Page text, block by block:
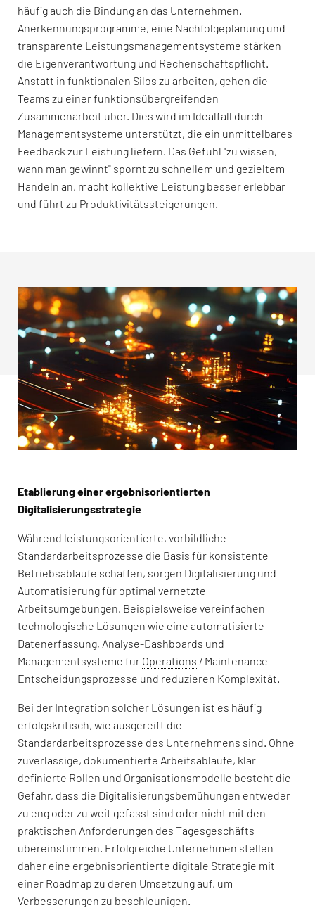
häufig auch die Bindung an das Unternehmen.
Anerkennungsprogramme, eine Nachfolgeplanung und
transparente Leistungsmanagementsysteme stärken
die Eigenverantwortung und Rechenschaftspflicht.
Anstatt in funktionalen Silos zu arbeiten, gehen die
Teams zu einer funktionsübergreifenden
Zusammenarbeit über. Dies wird im Idealfall durch
Managementsysteme unterstützt, die ein unmittelbares
Feedback zur Leistung liefern. Das Gefühl "zu wissen,
wann man gewinnt" spornt zu schnellem und gezieltem
Handeln an, macht kollektive Leistung besser erlebbar
und führt zu Produktivitätssteigerungen.
Etablierung einer ergebnisorientierten
Digitalisierungsstrategie
Während leistungsorientierte, vorbildliche
Standardarbeitsprozesse die Basis für konsistente
Betriebsabläufe schaffen, sorgen Digitalisierung und
Automatisierung für optimal vernetzte
Arbeitsumgebungen. Beispielsweise vereinfachen
technologische Lösungen wie eine automatisierte
Datenerfassung, Analyse-Dashboards und
Managementsysteme für Operations / Maintenance
Entscheidungsprozesse und reduzieren Komplexität.
Bei der Integration solcher Lösungen ist es häufig
erfolgskritisch, wie ausgereift die
Standardarbeitsprozesse des Unternehmens sind. Ohne
zuverlässige, dokumentierte Arbeitsabläufe, klar
definierte Rollen und Organisationsmodelle besteht die
Gefahr, dass die Digitalisierungsbemühungen entweder
zu eng oder zu weit gefasst sind oder nicht mit den
praktischen Anforderungen des Tagesgeschäfts
übereinstimmen. Erfolgreiche Unternehmen stellen
daher eine ergebnisorientierte digitale Strategie mit
einer Roadmap zu deren Umsetzung auf, um
Verbesserungen zu beschleunigen.